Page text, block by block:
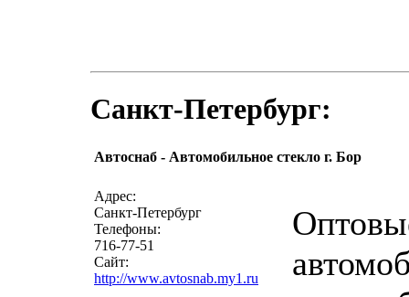
Санкт-Петербург:
Автоснаб - Автомобильное стекло г. Бор
Адрес:
Санкт-Петербург
Телефоны:
716-77-51
Сайт:
http://www.avtosnab.my1.ru